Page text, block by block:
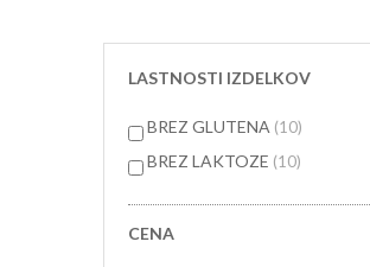
LASTNOSTI IZDELKOV
BREZ GLUTENA 10predmetov
BREZ LAKTOZE 10predmetov
CENA